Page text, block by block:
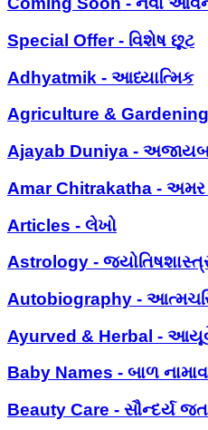
Special Offer - વિશેષ છૂટ
Adhyatmik - આધ્યાત્મિક
Agriculture & Gardening
Ajayab Duniya - અજાયબ
Amar Chitrakatha - અમર
Articles - લેખો
Astrology -
Autobiography -
Ayurved & Herbal -
Baby Names - બાળ
Beauty Care - સૌન્દર્ય